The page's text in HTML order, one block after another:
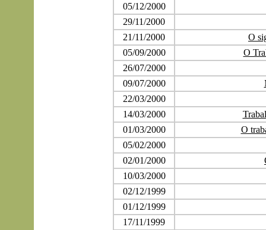
05/12/2000
29/11/2000
21/11/2000
O
05/09/2000
O
26/07/2000
09/07/2000
22/03/2000
14/03/2000
01/03/2000
O
05/02/2000
02/01/2000
10/03/2000
02/12/1999
01/12/1999
17/11/1999